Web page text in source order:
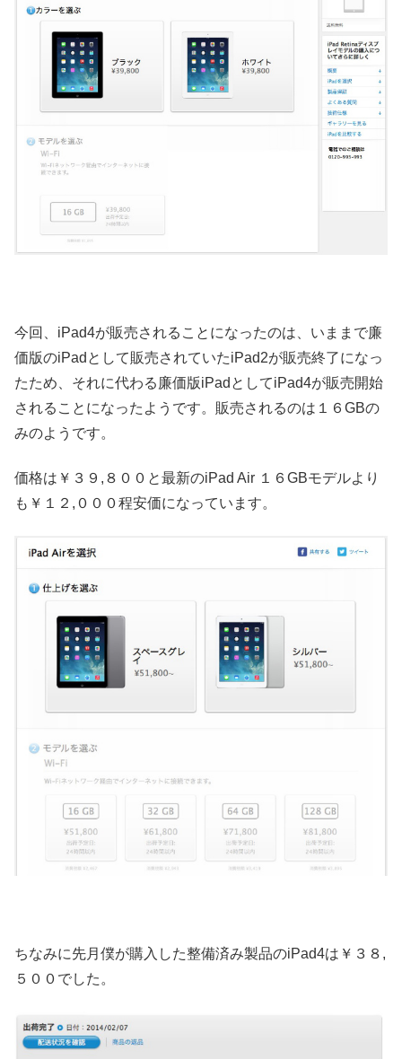
今回、iPad4が販売されることになったのは、いままで廉
価版のiPadとして販売されていたiPad2が販売終了になっ
たため、それに代わる廉価版iPadとしてiPad4が販売開始
されることになったようです。販売されるのは１６GBの
みのようです。
価格は￥３９,８００と最新のiPad Air １６GBモデルより
も￥１２,０００程安価になっています。
ちなみに先月僕が購入した整備済み製品のiPad4は￥３８,
５００でした。